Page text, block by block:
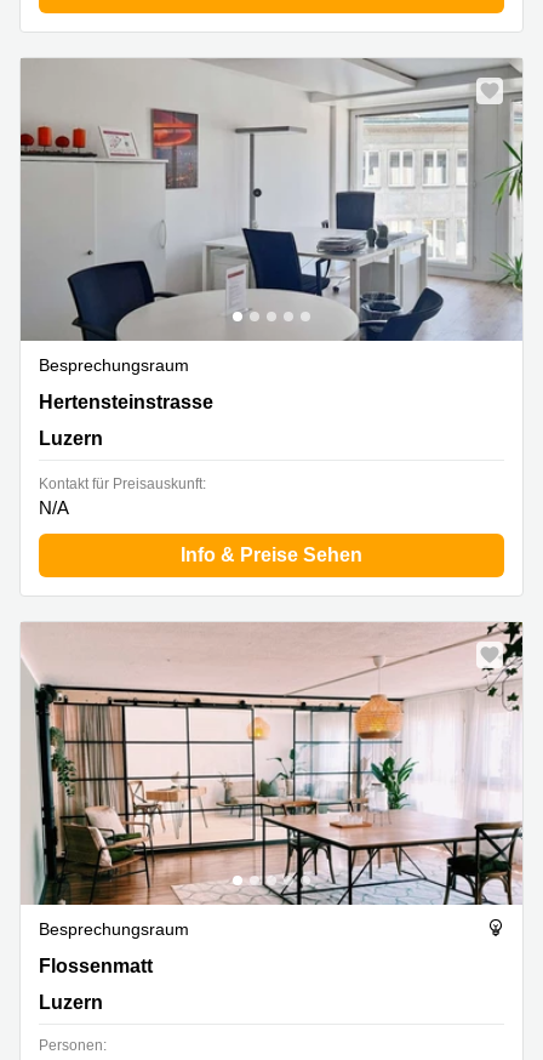
Besprechungsraum
Hertensteinstrasse 51, Luzern
Hertensteinstrasse
Luzern
Kontakt für Preisauskunft:
N/A
Info & Preise Sehen
Besprechungsraum
Flossenmatt 2, Luzern
Flossenmatt
Luzern
Personen: